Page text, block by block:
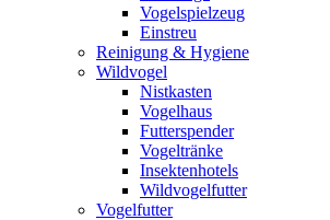
Vogelspielzeug
Einstreu
Reinigung & Hygiene
Wildvogel
Nistkasten
Vogelhaus
Futterspender
Vogeltränke
Insektenhotels
Wildvogelfutter
Vogelfutter